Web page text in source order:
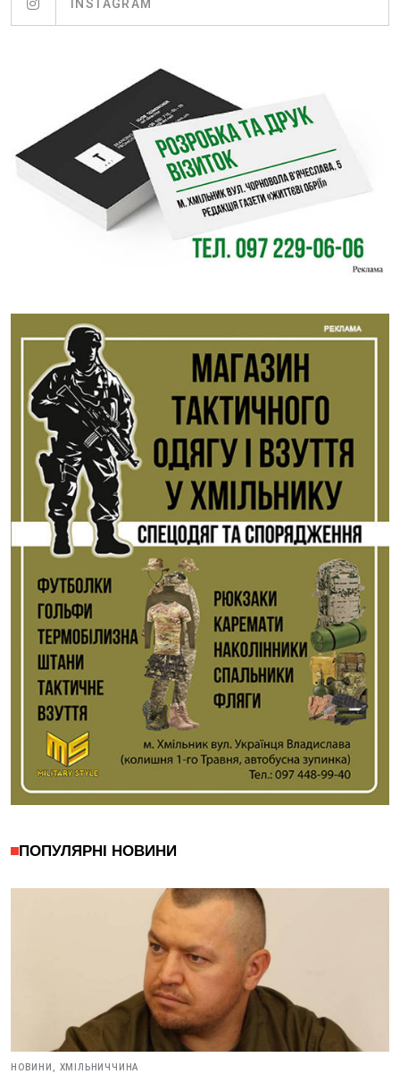
INSTAGRAM
ПОПУЛЯРНІ НОВИНИ
НОВИНИ, ХМІЛЬНИЧЧИНА